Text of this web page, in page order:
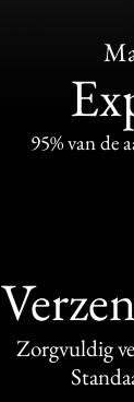
95% van de
Zorgvuldig